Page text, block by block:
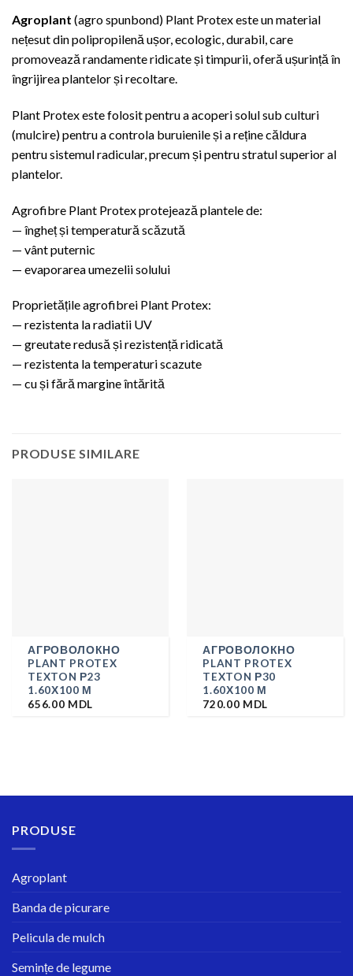
Agroplant (agro spunbond) Plant Protex este un material
nețesut din polipropilenă ușor, ecologic, durabil, care
promovează randamente ridicate și timpurii, oferă ușurință în
îngrijirea plantelor și recoltare.
Plant Protex este folosit pentru a acoperi solul sub culturi
(mulcire) pentru a controla buruienile și a reține căldura
pentru sistemul radicular, precum și pentru stratul superior al
plantelor.
Agrofibre Plant Protex protejează plantele de:
— îngheț și temperatură scăzută
— vânt puternic
— evaporarea umezelii solului
Proprietățile agrofibrei Plant Protex:
— rezistenta la radiatii UV
— greutate redusă și rezistență ridicată
— rezistenta la temperaturi scazute
— cu și fără margine întărită
PRODUSE SIMILARE
АГРОВОЛОКНО
PLANT PROTEX
TEXTON Р23
1.60Х100 М
656.00 MDL
АГРОВОЛОКНО
PLANT PROTEX
TEXTON Р30
1.60Х100 М
720.00 MDL
PRODUSE
Agroplant
Banda de picurare
Pelicula de mulch
Semințe de legume